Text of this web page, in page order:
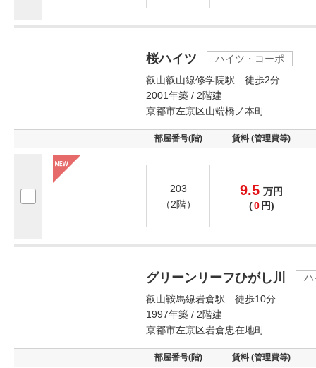
桜ハイツ
ハイツ・コーポ
叡山叡山線修学院駅 徒歩2分
2001年築 / 2階建
京都市左京区山端橋ノ本町
部屋番号(階) 賃料 (管理費等)
203
（2階）
9.5 万円
(0 円)
グリーンリーフひがし川
ハ
叡山鞍馬線岩倉駅 徒歩10分
1997年築 / 2階建
京都市左京区岩倉忠在地町
部屋番号(階) 賃料 (管理費等)